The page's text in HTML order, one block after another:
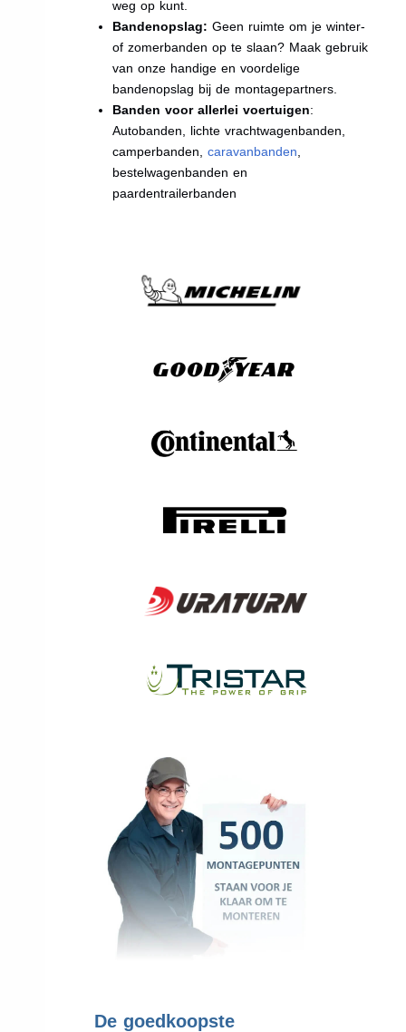
weg op kunt.
Bandenopslag: Geen ruimte om je winter-
of zomerbanden op te slaan? Maak gebruik
van onze handige en voordelige
bandenopslag bij de montagepartners.
Banden voor allerlei voertuigen:
Autobanden, lichte vrachtwagenbanden,
camperbanden, caravanbanden,
bestelwagenbanden en
paardentrailerbanden
De goedkoopste